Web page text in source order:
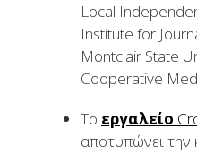
Local
Institute for
Montclair State
Cooperative
Το εργαλείο
αποτυπώνει την